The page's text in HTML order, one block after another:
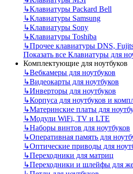
↳Клавиатуры Packard Bell
↳Клавиатуры Samsung
↳Клавиатуры Sony
↳Клавиатуры Toshiba
↳Прочее клавиатуры DNS,
Показать все Клавиатуры для
Комплектующие для ноутбуков
↳Вебкамеры для ноутбуков
↳Видеокарты для ноутбуков
↳Инверторы для ноутбуков
↳Корпуса для ноутбуков и
↳Материнские платы для
↳Модули WiFi, TV и LTE
↳Наборы винтов для ноутбуков
↳Оперативная память для
↳Оптические приводы для
↳Переходники для матриц
↳Переходники и шлейфы для